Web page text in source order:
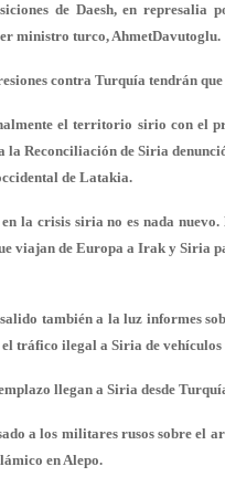
de Daesh, en
ministro turco, AhmetDavutoglu.
contra Turquía tendrán
el territorio sirio con el
la Reconciliación de Siria
de Latakia.
la crisis siria no es nada
viajan de Europa a Irak y Siria
salido también a la luz informes
el tráfico ilegal a Siria de
llegan a Siria desde
a los militares rusos sobre el
en Alepo.